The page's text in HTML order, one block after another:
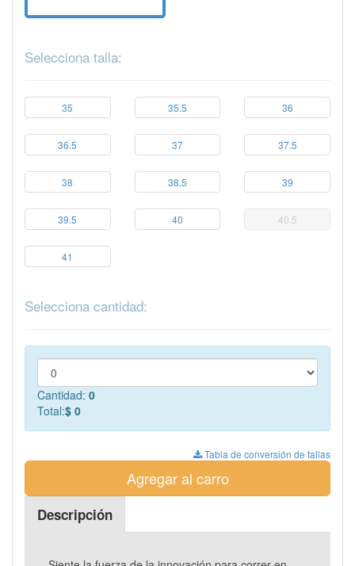
Selecciona talla:
35 35.5 36
36.5 37 37.5
38 38.5 39
39.5 40 40.5
41
Selecciona cantidad:
Cantidad: 0
Total:$ 0
Tabla de conversión de tallas
Agregar al carro
Descripción